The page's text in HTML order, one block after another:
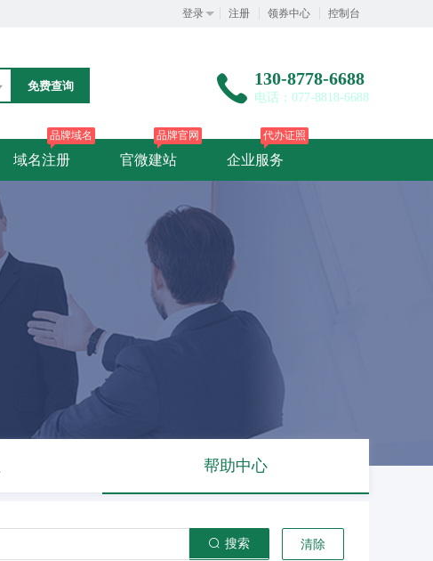
登录 注册 领券中心 控制台
免费查询 130-8778-6688
电话：077-8818-6688
域名注册
品牌域名
官微建站
品牌官网
企业服务
代办证照
帮助中心
搜索 清除